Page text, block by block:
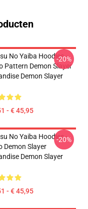
No Yaiba Hoodies -
Pattern Demon Slayer
Demon Slayer
- € 45,95
-20%
No Yaiba Hoodies -
Demon Slayer
Demon Slayer
- € 45,95
-20%